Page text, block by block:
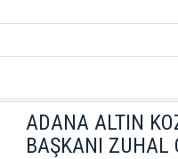
ADANA ALTIN
BAŞKANI ZUHAL